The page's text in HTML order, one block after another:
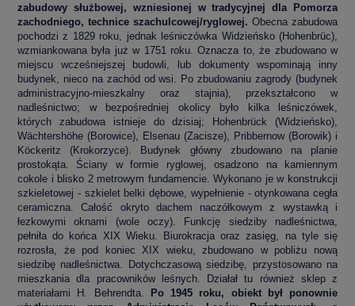
zabudowy służbowej, wzniesionej w tradycyjnej dla Pomorza
zachodniego, technice szachulcowej/ryglowej. Obecna zabudowa
pochodzi z 1829 roku, jednak leśniczówka Widzieńsko (Hohenbrüc),
wzmiankowana była już w 1751 roku. Oznacza to, że zbudowano w
miejscu wcześniejszej budowli, lub dokumenty wspominają inny
budynek, nieco na zachód od wsi. Po zbudowaniu zagrody (budynek
administracyjno-mieszkalny oraz stajnia), przekształcono w
nadleśnictwo; w bezpośredniej okolicy było kilka leśniczówek,
których zabudowa istnieje do dzisiaj; Hohenbrück (Widzieńsko),
Wächtershöhe (Borowice), Elsenau (Zacisze), Pribbernow (Borowik) i
Köckeritz (Krokorzyce).
Budynek główny zbudowano na planie
prostokąta. Ściany w formie ryglowej, osadzono na kamiennym
cokole i blisko 2 metrowym fundamencie. Wykonano je w konstrukcji
szkieletowej - szkielet belki dębowe, wypełnienie - otynkowana cegła
ceramiczna. Całość okryto dachem naczółkowym z wystawką i
łezkowymi oknami (wole oczy). Funkcję siedziby nadleśnictwa,
pełniła do końca XIX Wieku. Biurokracja oraz zasięg, na tyle się
rozrosła, że pod koniec XIX wieku, zbudowano w pobliżu nową
siedzibę nadleśnictwa. Dotychczasową siedzibę, przystosowano na
mieszkania dla pracowników leśnych. Działał tu również sklep z
materiałami H. Behrendta.
Po 1945 roku, obiekt był ponownie